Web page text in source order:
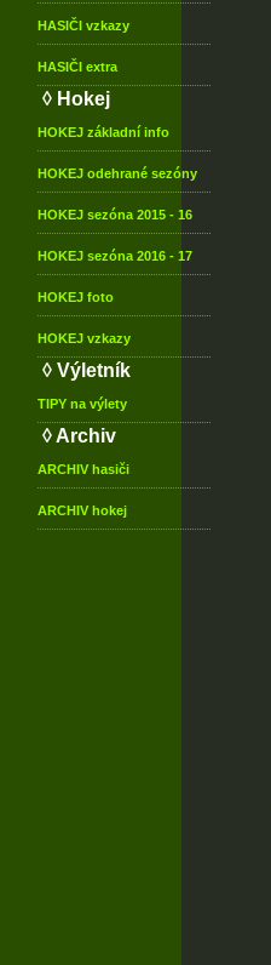
HASIČI vzkazy
HASIČI extra
◊ Hokej
HOKEJ základní info
HOKEJ odehrané sezóny
HOKEJ sezóna 2015 - 16
HOKEJ sezóna 2016 - 17
HOKEJ foto
HOKEJ vzkazy
◊ Výletník
TIPY na výlety
◊ Archiv
ARCHIV hasiči
ARCHIV hokej